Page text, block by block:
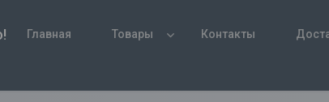
Главная Товары Контакты